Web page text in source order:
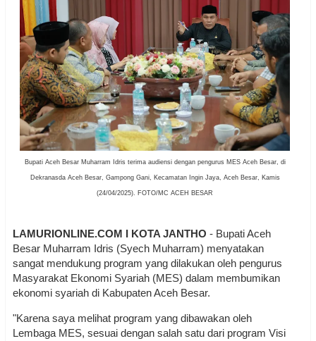
Bupati Aceh Besar Muharram Idris terima audiensi dengan pengurus MES Aceh Besar, di
Dekranasda Aceh Besar, Gampong Gani, Kecamatan Ingin Jaya, Aceh Besar, Kamis
(24/04/2025). FOTO/MC ACEH BESAR
LAMURIONLINE.COM I KOTA JANTHO - Bupati Aceh
Besar Muharram Idris (Syech Muharram) menyatakan
sangat mendukung program yang dilakukan oleh pengurus
Masyarakat Ekonomi Syariah (MES) dalam membumikan
ekonomi syariah di Kabupaten Aceh Besar.
"Karena saya melihat program yang dibawakan oleh
Lembaga MES, sesuai dengan salah satu dari program Visi